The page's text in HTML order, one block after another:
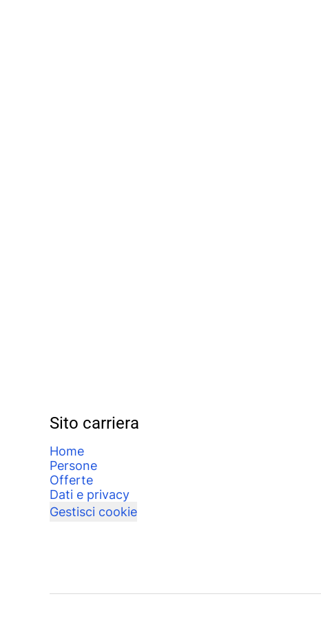
Sito carriera
Home
Persone
Offerte
Dati e privacy
Gestisci cookie